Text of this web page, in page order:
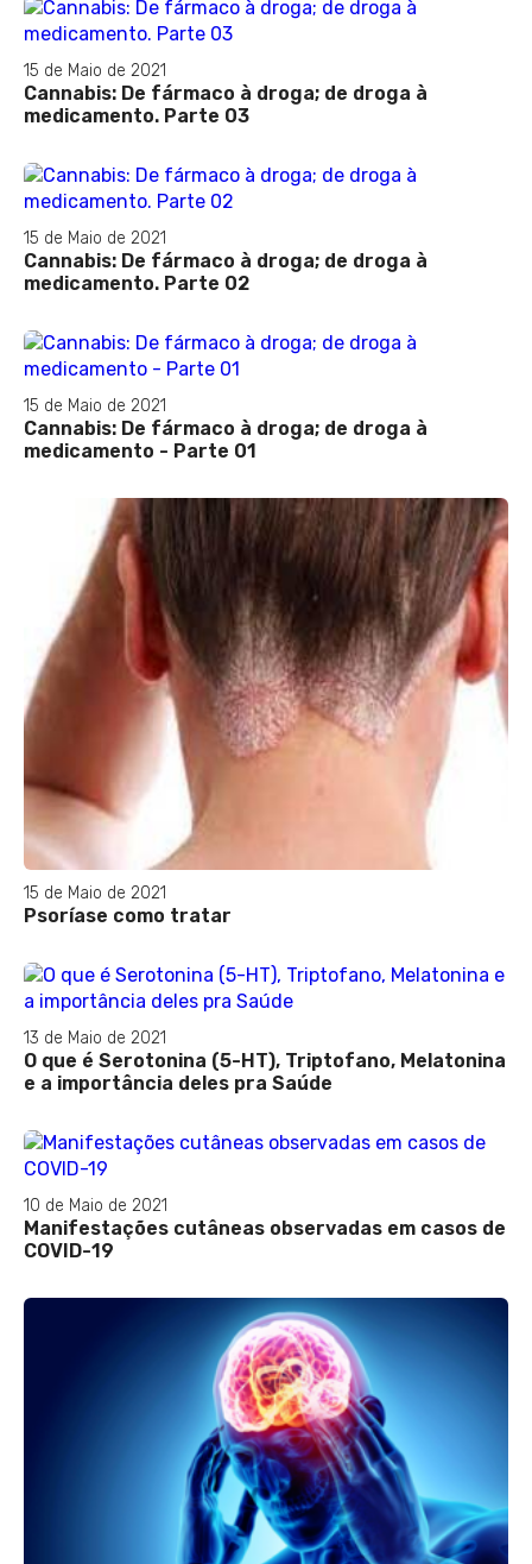
15 de Maio de 2021
Cannabis: De fármaco à droga; de droga à
medicamento. Parte 03
15 de Maio de 2021
Cannabis: De fármaco à droga; de droga à
medicamento. Parte 02
15 de Maio de 2021
Cannabis: De fármaco à droga; de droga à
medicamento - Parte 01
15 de Maio de 2021
Psoríase como tratar
13 de Maio de 2021
O que é Serotonina (5-HT), Triptofano, Melatonina
e a importância deles pra Saúde
10 de Maio de 2021
Manifestações cutâneas observadas em casos de
COVID-19